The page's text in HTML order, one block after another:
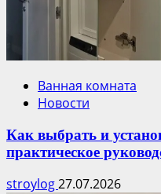
Ванная комната
Новости
Как выбрать и
практическое
stroylog27.07.2026